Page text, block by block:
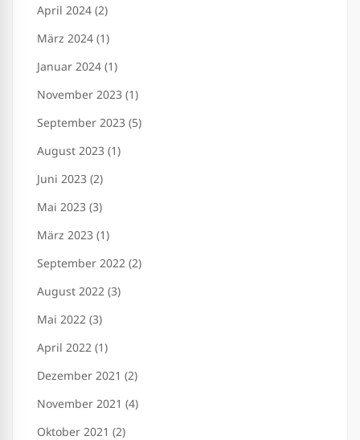
April 2024 (2)
März 2024 (1)
Januar 2024 (1)
November 2023 (1)
September 2023 (5)
August 2023 (1)
Juni 2023 (2)
Mai 2023 (3)
März 2023 (1)
September 2022 (2)
August 2022 (3)
Mai 2022 (3)
April 2022 (1)
Dezember 2021 (2)
November 2021 (4)
Oktober 2021 (2)